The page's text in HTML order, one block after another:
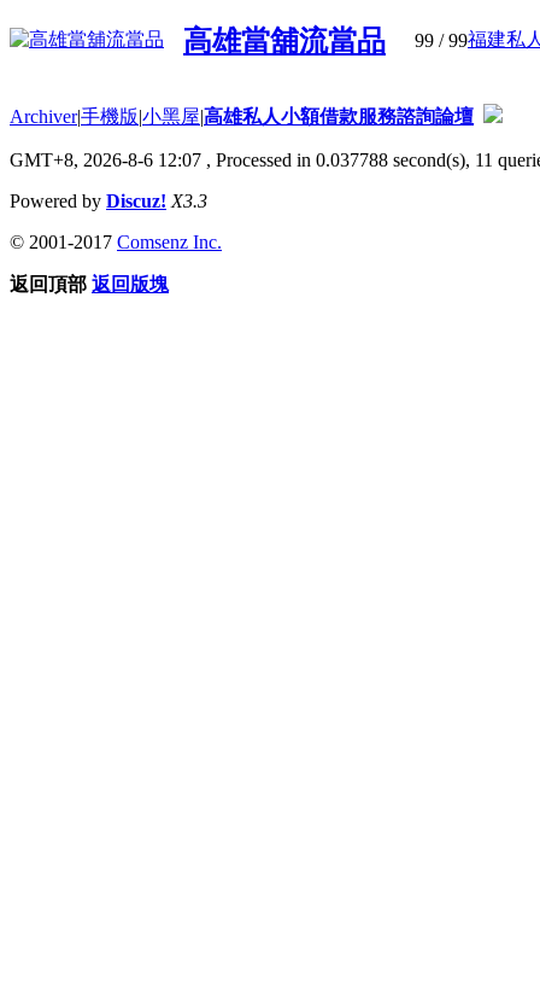
高雄當舖流當品 99 / 99福建私
Archiver|手機版|小黑屋|高雄私人小額借款服務諮詢論壇
GMT+8, 2026-8-6 12:07 , Processed in 0.037788 second(s), 11
Powered by Discuz! X3.3
© 2001-2017 Comsenz Inc.
返回頂部 返回版塊